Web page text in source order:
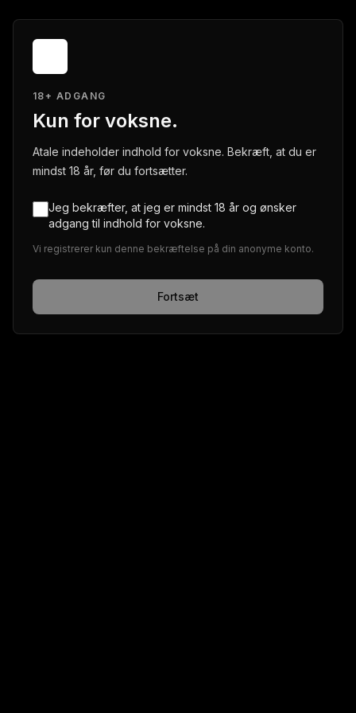
18+ ADGANG
Kun for voksne.
Atale indeholder indhold for voksne. Bekræft, at du er
mindst 18 år, før du fortsætter.
Jeg bekræfter, at jeg er mindst 18 år og ønsker
adgang til indhold for voksne.
Vi registrerer kun denne bekræftelse på din anonyme konto.
Fortsæt